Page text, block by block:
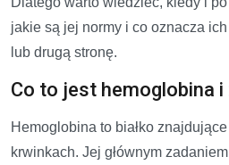
jakie są jej normy i co oznacza
lub drugą stronę.
Co to jest hemoglobina
Hemoglobina to białko
krwinkach. Jej głównym